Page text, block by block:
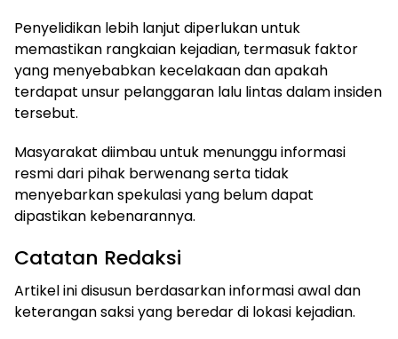
Penyelidikan lebih lanjut diperlukan untuk
memastikan rangkaian kejadian, termasuk faktor
yang menyebabkan kecelakaan dan apakah
terdapat unsur pelanggaran lalu lintas dalam insiden
tersebut.
Masyarakat diimbau untuk menunggu informasi
resmi dari pihak berwenang serta tidak
menyebarkan spekulasi yang belum dapat
dipastikan kebenarannya.
Catatan Redaksi
Artikel ini disusun berdasarkan informasi awal dan
keterangan saksi yang beredar di lokasi kejadian.